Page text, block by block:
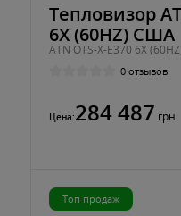
Тепловизор
6X (60HZ) США
ATN OTS-X-E370 6X
0 отзывов
Цена:284 487 грн
Топ продаж